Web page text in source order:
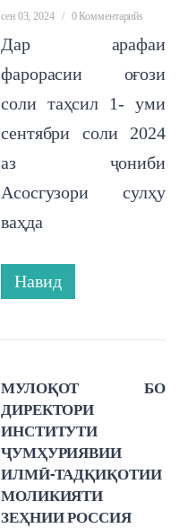
сен 03, 2024 / 0 Комментарийs
Дар арафаи
фарорасии оғози
соли таҳсил 1- уми
сентябри соли 2024
аз ҷониби
Асосгузори сулҳу
ваҳда
Навид
МУЛОҚОТ БО
ДИРЕКТОРИ
ИНСТИТУТИ
ҶУМҲУРИЯВИИ
ИЛМӢ-ТАДҚИҚОТИИ
МОЛИКИЯТИ
ЗЕҲНИИ РОССИЯ